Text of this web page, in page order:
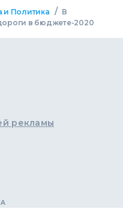
и Политика / В
в бюджете-2020
рекламы